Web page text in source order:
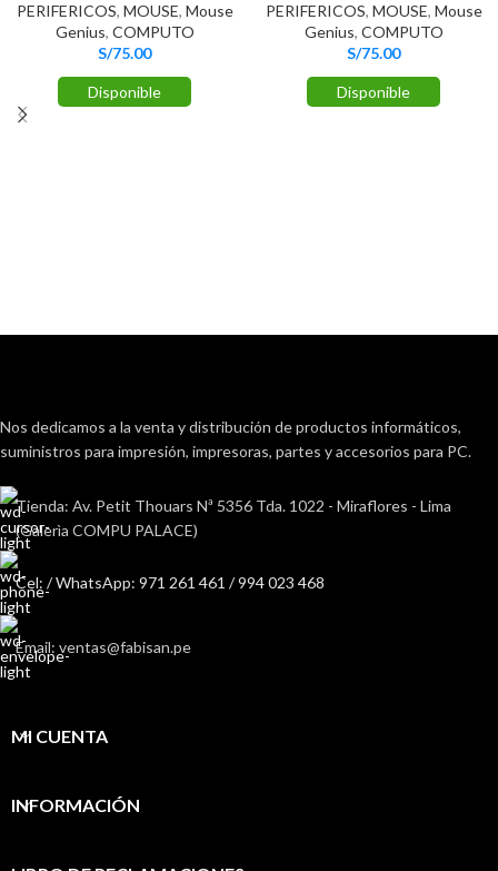
PERIFERICOS, MOUSE, Mouse
Genius, COMPUTO
S/75.00
Disponible
PERIFERICOS, MOUSE, Mouse
Genius, COMPUTO
S/75.00
Disponible
Nos dedicamos a la venta y distribución de productos informáticos,
suministros para impresión, impresoras, partes y accesorios para PC.
Tienda: Av. Petit Thouars Nª 5356 Tda. 1022 - Miraflores - Lima
(Galerìa COMPU PALACE)
Cel: / WhatsApp: 971 261 461 / 994 023 468
Email: ventas@fabisan.pe
MI CUENTA
INFORMACIÓN